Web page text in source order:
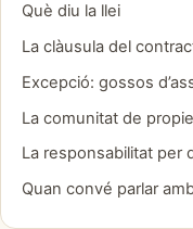
Què diu la llei
La clàusula del
Excepció: gossos
La comunitat de
La responsabilitat per
Quan convé parlar